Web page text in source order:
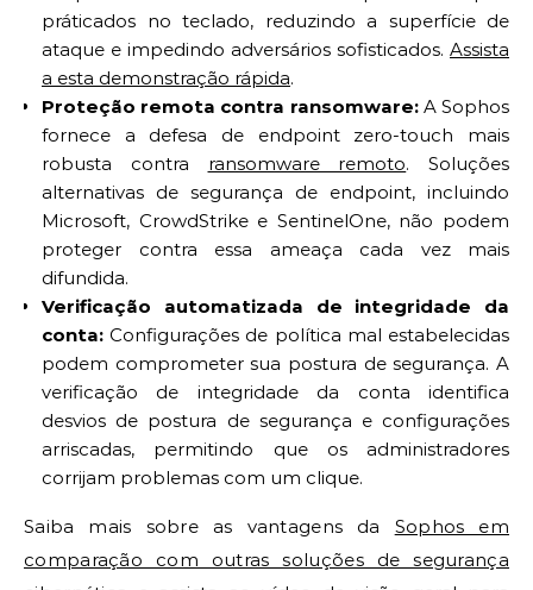
práticados no teclado, reduzindo a superfície de
ataque e impedindo adversários sofisticados. Assista
a esta demonstração rápida.
Proteção remota contra ransomware:A Sophos
fornece a defesa de endpoint zero-touch mais
robusta contra ransomware remoto. Soluções
alternativas de segurança de endpoint, incluindo
Microsoft, CrowdStrike e SentinelOne, não podem
proteger contra essa ameaça cada vez mais
difundida.
Verificação automatizada de integridade da
conta: Configurações de política mal estabelecidas
podem comprometer sua postura de segurança. A
verificação de integridade da conta identifica
desvios de postura de segurança e configurações
arriscadas, permitindo que os administradores
corrijam problemas com um clique.
Saiba mais sobre as vantagens da Sophos em
comparação com outras soluções de segurança